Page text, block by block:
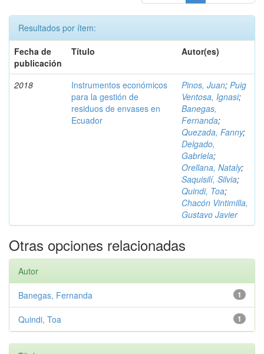
Resultados por ítem:
Fecha de
publicación
Título Autor(es)
2018
Instrumentos económicos
para la gestión de
residuos de envases en
Ecuador
Pinos, Juan; Puig
Ventosa, Ignasi;
Banegas,
Fernanda;
Quezada, Fanny;
Delgado,
Gabriela;
Orellana, Nataly;
Saquisilí, Silvia;
Quindi, Toa;
Chacón Vintimilla,
Gustavo Javier
Otras opciones relacionadas
Autor
1
Banegas, Fernanda
1
Quindi, Toa